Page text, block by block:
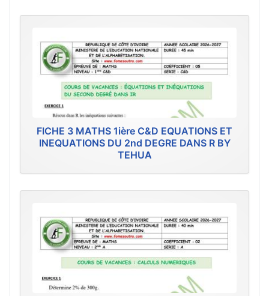
FICHE 3 MATHS 1ière C&D EQUATIONS ET
INEQUATIONS DU 2nd DEGRE DANS R BY
TEHUA